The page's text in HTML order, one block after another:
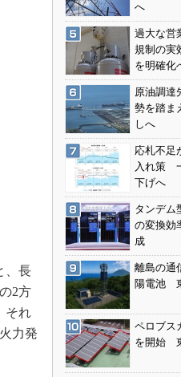
、長
2方
それ
力発
へ
過大な営
規制の実
を明確化
原油調達
勢を踏ま
しへ
応札不足
入れ策
下げへ
タンデム
の変換効
成
離島の通
陽電池
ペロブス
を開始